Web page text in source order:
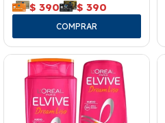
$ 390 $ 390